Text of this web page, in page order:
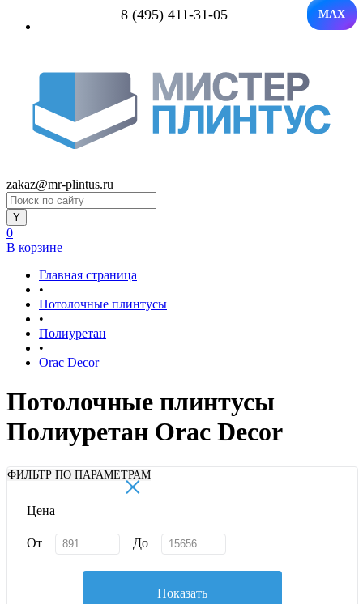
8 (495) 411-31-05 MAX
zakaz@mr-plintus.ru
0
В корзине
Главная страница
•
Потолочные плинтусы
•
Полиуретан
•
Orac Decor
Потолочные плинтусы
Полиуретан Orac Decor
ФИЛЬТР ПО ПАРАМЕТРАМ
×
Цена
От До
Показать